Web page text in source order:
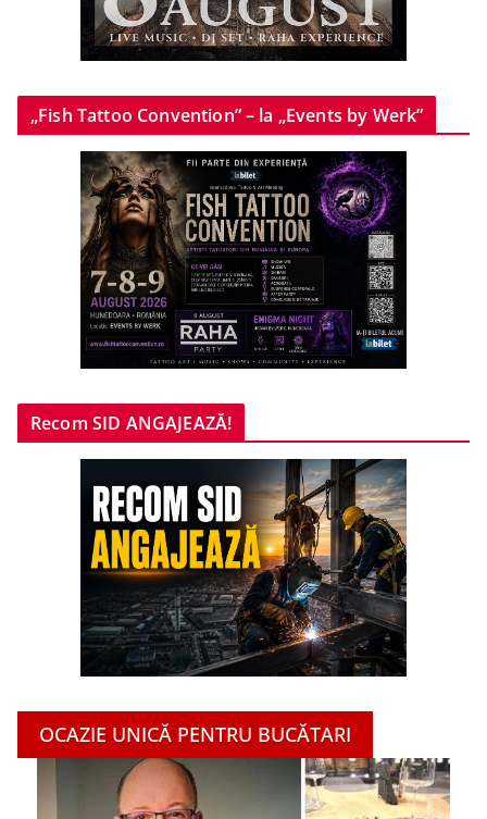
„Fish Tattoo Convention” – la „Events by Werk”
Recom SID ANGAJEAZĂ!
OCAZIE UNICĂ PENTRU BUCĂTARI